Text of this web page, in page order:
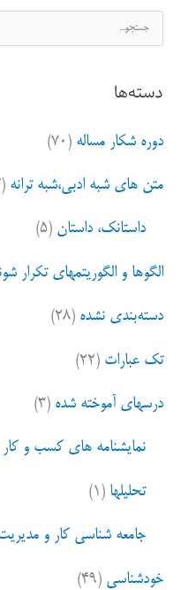
س
ج
ب
ا
دسته‌ها
دوره شکار مساله (۷۰)
متن های شبه ادبی،شبه ترانه (۴۳)
داستانک، داستان (۵)
الگوها و الگوریتمهای تکرار
دسته‌بندی نشده (۲۸)
تک عبارات (۲۲)
درسهای آموخته شده (۳)
نمایشنامه های کسب و کار
تحلیلها (۱)
جامعه شناسی کار و
خودشناسی (۴۹)